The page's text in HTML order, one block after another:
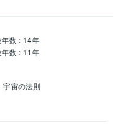
年数 : 14年
年数 : 11年
宇宙の法則